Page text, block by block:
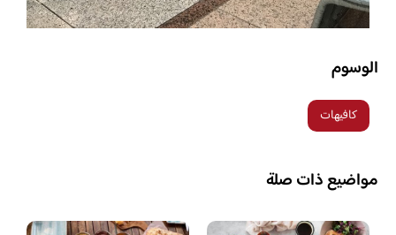
الوسوم
كافيهات
مواضيع ذات صلة